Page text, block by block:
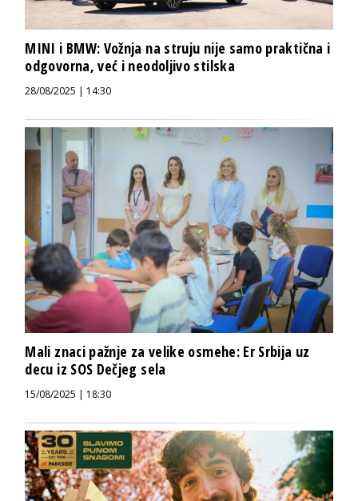
MINI i BMW: Vožnja na struju nije samo praktična i
odgovorna, već i neodoljivo stilska
28/08/2025 | 14:30
Mali znaci pažnje za velike osmehe: Er Srbija uz
decu iz SOS Dečjeg sela
15/08/2025 | 18:30